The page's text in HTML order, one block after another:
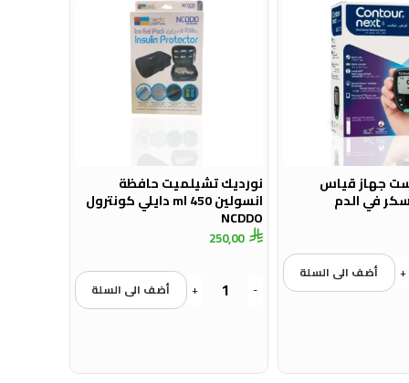
جهاز قياس
في الدم
+ أضف الى السلة
نورديك تشيلميت حافظة
انسولين 450 ml دايلي كونترول
NCDDO
250,00
-
+ أضف الى السلة